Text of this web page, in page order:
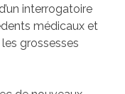
interrogatoire
médicaux et
grossesses